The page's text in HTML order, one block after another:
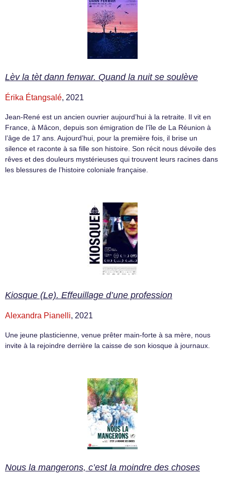
Lèv la tèt dann fenwar. Quand la nuit se soulève
Érika Étangsalé, 2021
Jean-René est un ancien ouvrier aujourd’hui à la retraite. Il vit en
France, à Mâcon, depuis son émigration de l’île de La Réunion à
l’âge de 17 ans. Aujourd’hui, pour la première fois, il brise un
silence et raconte à sa fille son histoire. Son récit nous dévoile des
rêves et des douleurs mystérieuses qui trouvent leurs racines dans
les blessures de l’histoire coloniale française.
Kiosque (Le). Effeuillage d’une profession
Alexandra Pianelli, 2021
Une jeune plasticienne, venue prêter main-forte à sa mère, nous
invite à la rejoindre derrière la caisse de son kiosque à journaux.
Nous la mangerons, c’est la moindre des choses